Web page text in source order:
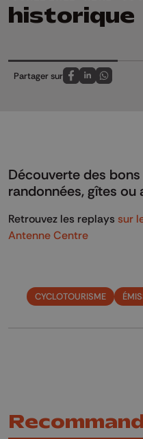
historique
Partager sur
Partagez sur
Partagez sur
Partagez
Découverte des
randonnées, gîtes
Retrouvez les replays sur
Antenne Centre
CYCLOTOURISME